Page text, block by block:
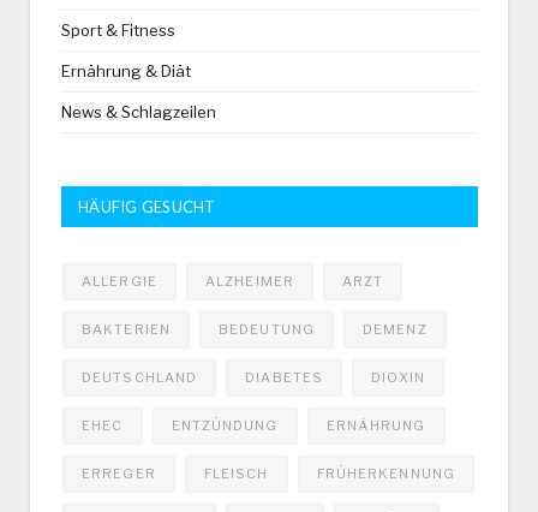
Sport & Fitness
Ernährung & Diät
News & Schlagzeilen
HÄUFIG GESUCHT
ALLERGIE ALZHEIMER ARZT
BAKTERIEN BEDEUTUNG DEMENZ
DEUTSCHLAND DIABETES DIOXIN
EHEC ENTZÜNDUNG ERNÄHRUNG
ERREGER FLEISCH FRÜHERKENNUNG